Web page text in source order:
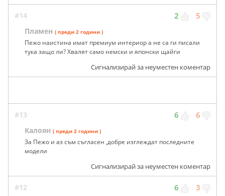
#14 2 5
Пламен ( преди 2 години )
Пежо наистина имат премиум интериор а не са ги писали
тука защо ли? Хвалят само немски и японски щайги
Сигнализирай за неуместен коментар
#13 6 6
Калоян ( преди 2 години )
За Пежо и аз съм съгласен ,добре изглеждат последните
модели
Сигнализирай за неуместен коментар
#12 6 3